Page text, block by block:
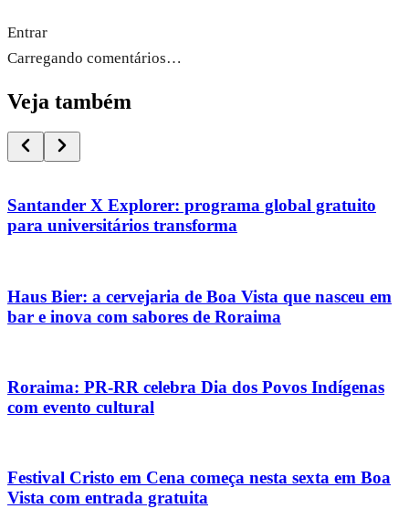
Entrar
Carregando comentários…
Veja também
Santander X Explorer: programa global gratuito
para universitários transforma
Haus Bier: a cervejaria de Boa Vista que nasceu em
bar e inova com sabores de Roraima
Roraima: PR-RR celebra Dia dos Povos Indígenas
com evento cultural
Festival Cristo em Cena começa nesta sexta em Boa
Vista com entrada gratuita